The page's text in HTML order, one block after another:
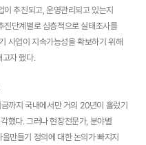
이 추진되고, 운영관리되고 있는지
진단계별로 심층적으로 실태조사를
사업이 지속가능성을 확보하기 위해
고자 했다.
까지 국내에서만 거의 20년이 흘렀기
했다. 그러나 현장전문가, 분야별
만들기 정의에 대한 논의가 빠지지